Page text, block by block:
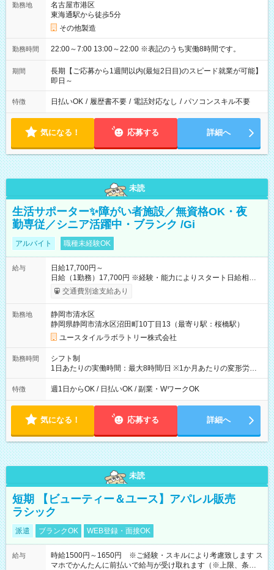
勤務地
名古屋市港区
東海通駅から徒歩5分
その他製造
勤務時間 22:00～7:00 13:00～22:00 ※表記のうち実働8時間です。
期間
長期【ご応募から1週間以内(最短2日目)のスピード就業が可能】
即日～
特徴 日払いOK / 履歴書不要 / 電話対応なし / パソコンスキル不要
気になる！ 応募する 詳細へ
未読
生活サポーター✨障がい者施設／無資格OK・夜
勤専従／シニア活躍中・ブランク /Gi
アルバイト 職種未経験OK
給与
日給17,700円～
日給（1勤務）17,700円 ※経験・能力によりスタート日給相談
可・昇給可 【試用期間】試用期間あり 試用期間の長さ：3ヶ月
雇用形態、給与は本採用時と同じです。
交通費別途支給あり
勤務地
静岡市清水区
静岡県静岡市清水区沼田町10丁目13（最寄り駅：桜橋駅）
ユースタイルラボラトリー株式会社
勤務時間
シフト制
1日あたりの実働時間：最大8時間/日 ※1か月あたりの変形労働
制（週平均40時間以内） 夜勤：17:00-翌09:00（休憩2時間）
特徴 週1日からOK / 日払いOK / 副業・WワークOK
気になる！ 応募する 詳細へ
未読
短期 【ビューティー＆ユース】アパレル販売
ラシック
派遣 ブランクOK WEB登録・面接OK
給与
時給1500円～1650円 ※ご経験・スキルにより考慮致します ス
マホでかんたんに前払いで給与が受け取れます（※上限、条件